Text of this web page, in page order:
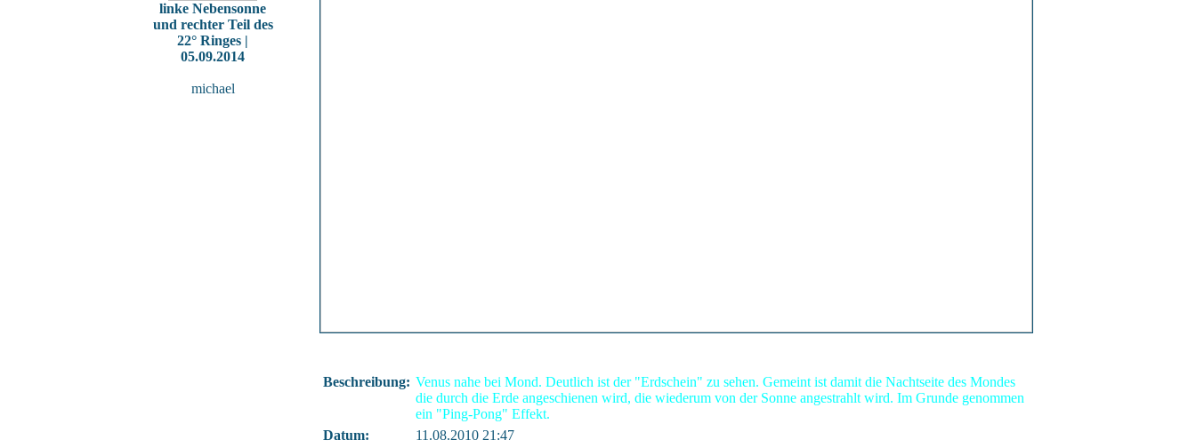
linke Nebensonne
und rechter Teil des
22° Ringes |
05.09.2014
michael
Beschreibung: Venus nahe bei Mond. Deutlich ist der "Erdschein" zu sehen. Gemeint ist damit die Nachtseite des Mondes
die durch die Erde angeschienen wird, die wiederum von der Sonne angestrahlt wird. Im Grunde genommen
ein "Ping-Pong" Effekt.
Datum:
11.08.2010 21:47